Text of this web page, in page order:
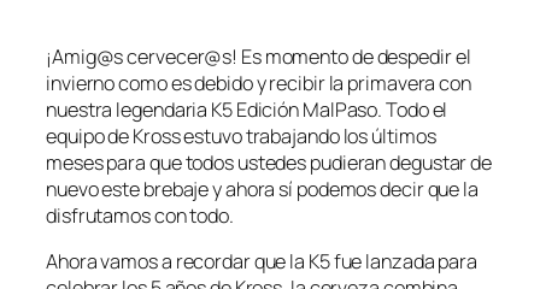
¡Amig@s cervecer@s! Es momento de despedir el
invierno como es debido y recibir la primavera con
nuestra legendaria K5 Edición MalPaso. Todo el
equipo de Kross estuvo trabajando los últimos
meses para que todos ustedes pudieran degustar de
nuevo este brebaje y ahora sí podemos decir que la
disfrutamos con todo.
Ahora vamos a recordar que la K5 fue lanzada para